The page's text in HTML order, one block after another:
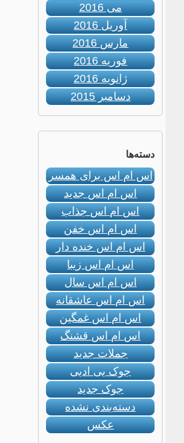
می 2016
آوریل 2016
مارس 2016
فوریه 2016
ژانویه 2016
دسامبر 2015
دسته‌ها
اس ام اس برای همسر
اس ام اس جدید
اس ام اس جذاب
اس ام اس خفن
اس ام اس خنده دار
اس ام اس زیبا
اس ام اس سال
اس ام اس عاشقانه
اس ام اس غمگین
اس ام اس قشنگ
جملات جدید
جوک بی ادبی
جوک جدید
دسته‌بندی نشده
عکس